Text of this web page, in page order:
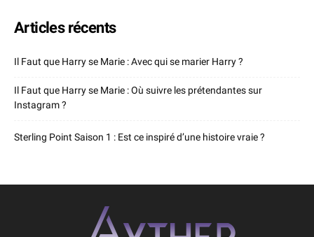
Articles récents
Il Faut que Harry se Marie : Avec qui se marier Harry ?
Il Faut que Harry se Marie : Où suivre les prétendantes sur
Instagram ?
Sterling Point Saison 1 : Est ce inspiré d’une histoire vraie ?